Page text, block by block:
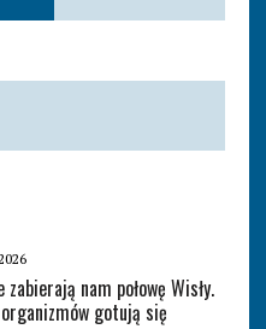
zabierają nam połowę Wisły.
gotują się